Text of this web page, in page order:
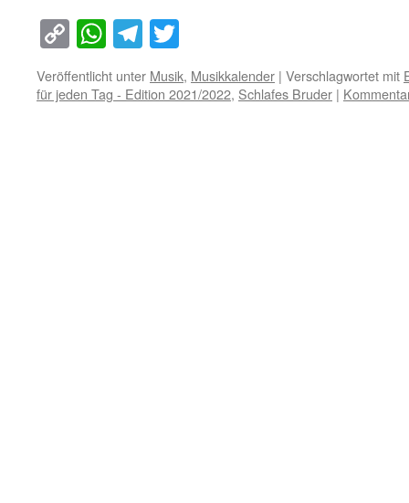
Copy
Link
WhatsApp
Telegram
Veröffentlicht unter Musik, Musikkalender | Verschlagwortet mit
für jeden Tag - Edition 2021/2022, Schlafes Bruder |